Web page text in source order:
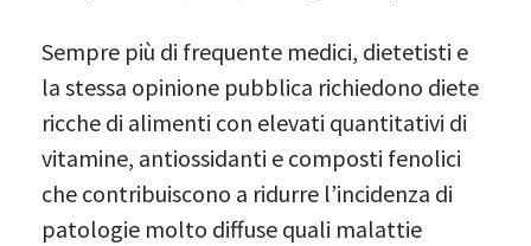
Sempre più di frequente medici, dietetisti e
la stessa opinione pubblica richiedono diete
ricche di alimenti con elevati quantitativi di
vitamine, antiossidanti e composti fenolici
che contribuiscono a ridurre l’incidenza di
patologie molto diffuse quali malattie